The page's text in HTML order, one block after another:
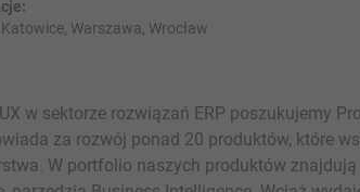
Warszawa, Wrocław
w sektorze rozwiązań ERP poszukujemy
za rozwój ponad 20 produktów, które
W portfolio naszych produktów